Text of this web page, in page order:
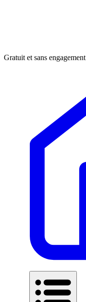
Gratuit et sans engagement